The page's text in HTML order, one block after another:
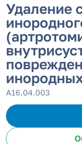
Удаление
А16.04.003